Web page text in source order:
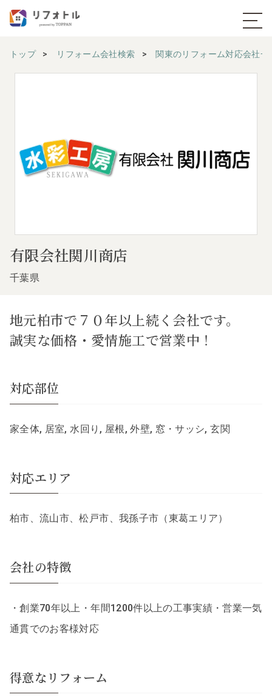
トップ リフォーム会社検索 関東のリフォーム対応会社一
有限会社関川商店
千葉県
地元柏市で７０年以上続く会社です。
誠実な価格・愛情施工で営業中！
対応部位
家全体, 居室, 水回り, 屋根, 外壁, 窓・サッシ, 玄関
対応エリア
柏市、流山市、松戸市、我孫子市（東葛エリア）
会社の特徴
・創業70年以上・年間1200件以上の工事実績・営業一気
通貫でのお客様対応
得意なリフォーム